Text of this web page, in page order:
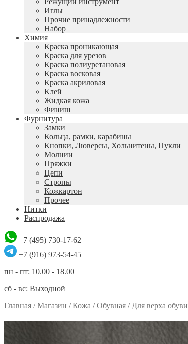
Иглы
Прочие принадлежности
Набор
Химия
Краска проникающая
Краска для урезов
Краска полиуретановая
Краска восковая
Краска акриловая
Клей
Жидкая кожа
Финиш
Фурнитура
Замки
Кольца, рамки, карабины
Кнопки, Люверсы, Хольнитены, Пукли
Молнии
Пряжки
Цепи
Стропы
Кожкартон
Прочее
Нитки
Распродажа
+7 (495) 730-17-62
+7 (916) 973-54-45
пн - пт: 10.00 - 18.00
сб - вс: Выходной
Главная /Магазин /Кожа /Обувная / Для верха обуви